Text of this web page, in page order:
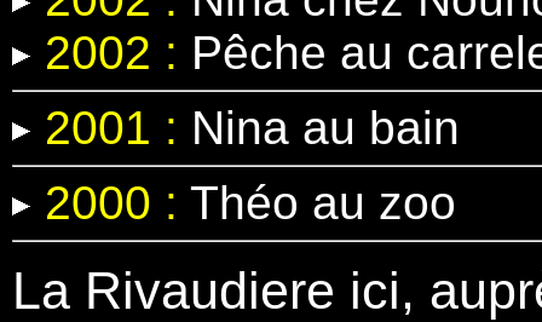
2002 : Pêche au
2001 : Nina au bain
2000 : Théo au zoo
La Rivaudiere ici,